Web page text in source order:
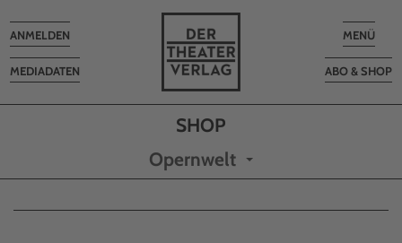
Toggle
MENÜ
ABO & SHOP
MEDIADATEN
Toggle
navigation
ANMELDEN
Opernwelt